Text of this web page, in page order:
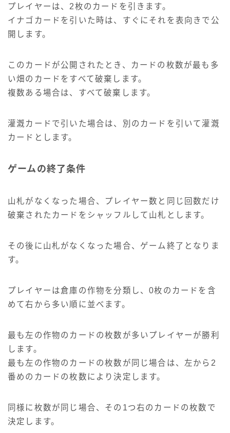
プレイヤーは、2枚のカードを引きます。
イナゴカードを引いた時は、すぐにそれを表向きで公
開します。
このカードが公開されたとき、カードの枚数が最も多
い畑のカードをすべて破棄します。
複数ある場合は、すべて破棄します。
灌漑カードで引いた場合は、別のカードを引いて灌漑
カードとします。
ゲームの終了条件
山札がなくなった場合、プレイヤー数と同じ回数だけ
破棄されたカードをシャッフルして山札とします。
その後に山札がなくなった場合、ゲーム終了となりま
す。
プレイヤーは倉庫の作物を分類し、0枚のカードを含
めて右から多い順に並べます。
最も左の作物のカードの枚数が多いプレイヤーが勝利
します。
最も左の作物のカードの枚数が同じ場合は、左から2
番めのカードの枚数により決定します。
同様に枚数が同じ場合、その1つ右のカードの枚数で
決定します。